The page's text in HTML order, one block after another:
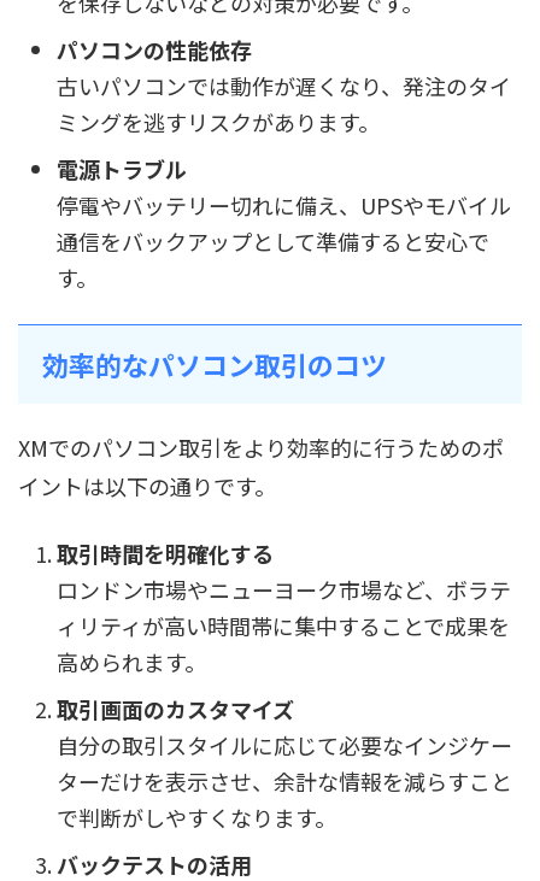
パソコンの性能依存
古いパソコンでは動作が遅くなり、発注のタイ
ミングを逃すリスクがあります。
電源トラブル
停電やバッテリー切れに備え、UPSやモバイル
通信をバックアップとして準備すると安心で
す。
効率的なパソコン取引のコツ
XMでのパソコン取引をより効率的に行うためのポ
イントは以下の通りです。
取引時間を明確化する
ロンドン市場やニューヨーク市場など、ボラテ
ィリティが高い時間帯に集中することで成果を
高められます。
取引画面のカスタマイズ
自分の取引スタイルに応じて必要なインジケー
ターだけを表示させ、余計な情報を減らすこと
で判断がしやすくなります。
バックテストの活用